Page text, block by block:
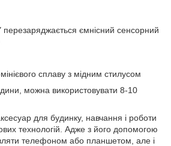
ємнісний сенсорний
сплаву з мідним стилусом
можна використовувати 8-10
для будинку, навчання і роботи
технологій. Адже з його допомогою
телефоном або планшетом, але і